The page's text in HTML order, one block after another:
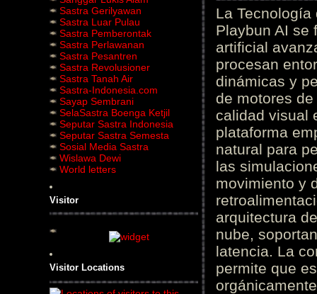
Sastra Gerilyawan
Sastra Luar Pulau
Sastra Pemberontak
Sastra Perlawanan
Sastra Pesantren
Sastra Revolusioner
Sastra Tanah Air
Sastra-Indonesia.com
Sayap Sembrani
SelaSastra Boenga Ketjil
Seputar Sastra Indonesia
Seputar Sastra Semesta
Sosial Media Sastra
Wislawa Dewi
World letters
Visitor
Visitor Locations
La
Playbun AI se
artificial
procesan
dinámicas y
de motores
calidad visual
plataforma
natural para
las
movimiento y
arquitectura
nube,
latencia. La
permite que